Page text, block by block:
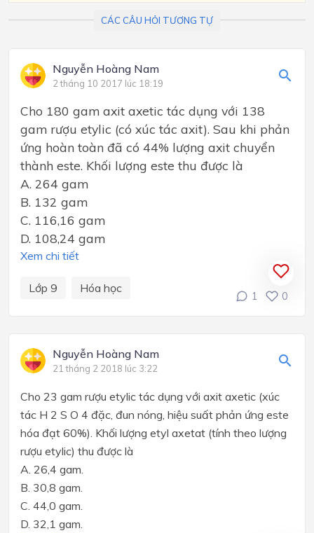
CÁC CÂU HỎI TƯƠNG TỰ
Nguyễn Hoàng Nam
2 tháng 10 2017 lúc 18:19
Cho 180 gam axit axetic tác dụng với 138
gam rượu etylic (có xúc tác axit). Sau khi phản
ứng hoàn toàn đã có 44% lượng axit chuyển
thành este. Khối lượng este thu được là
A. 264 gam
B. 132 gam
C. 116,16 gam
D. 108,24 gam
Xem chi tiết
Lớp 9 Hóa học
1 0
Nguyễn Hoàng Nam
21 tháng 2 2018 lúc 3:22
Cho 23 gam rượu etylic tác dụng với axit axetic (xúc
tác H 2 S O 4 đặc, đun nóng, hiệu suất phản ứng este
hóa đạt 60%). Khối lượng etyl axetat (tính theo lượng
rượu etylic) thu được là
A. 26,4 gam.
B. 30,8 gam.
C. 44,0 gam.
D. 32,1 gam.